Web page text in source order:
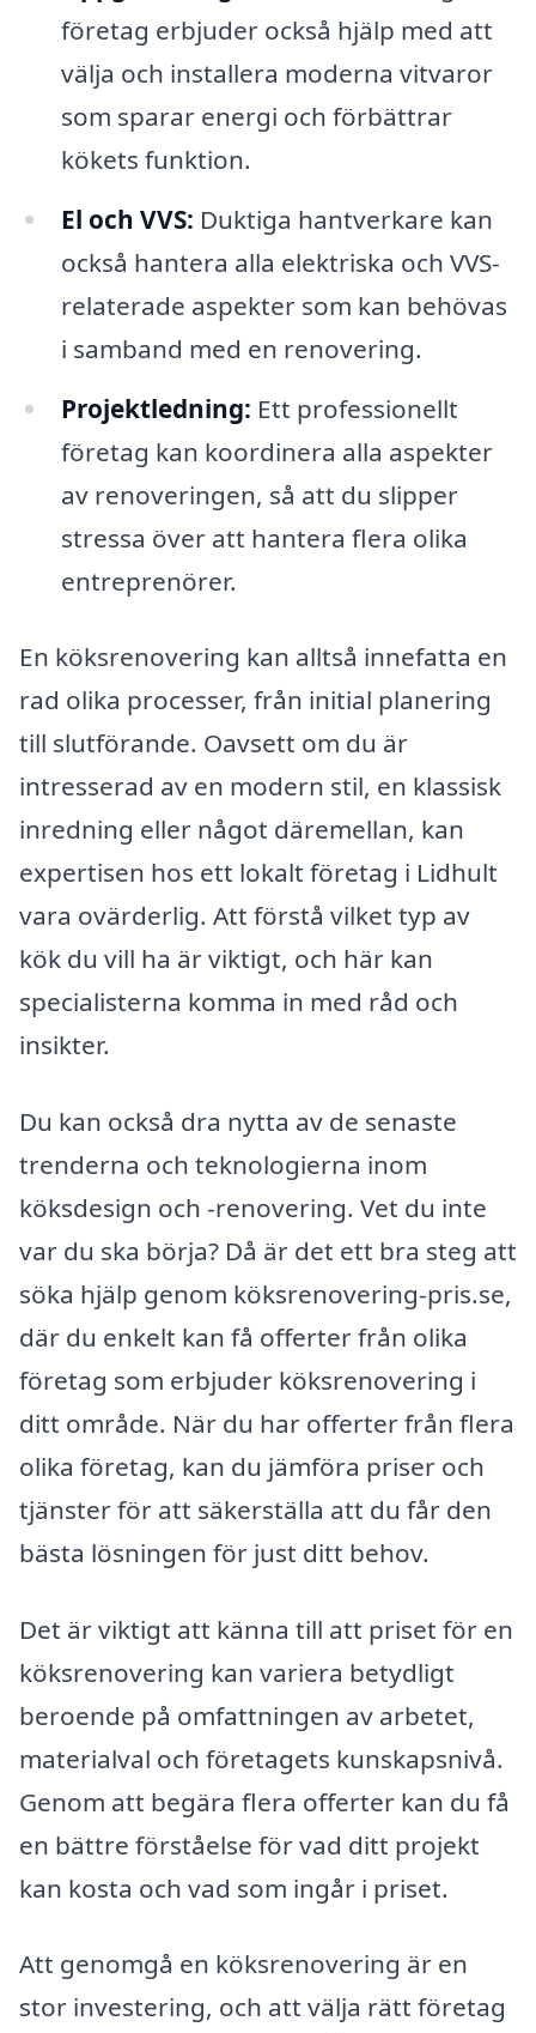
företag erbjuder också hjälp med att
välja och installera moderna vitvaror
som sparar energi och förbättrar
kökets funktion.
El och VVS: Duktiga hantverkare kan
också hantera alla elektriska och VVS-
relaterade aspekter som kan behövas
i samband med en renovering.
Projektledning: Ett professionellt
företag kan koordinera alla aspekter
av renoveringen, så att du slipper
stressa över att hantera flera olika
entreprenörer.
En köksrenovering kan alltså innefatta en
rad olika processer, från initial planering
till slutförande. Oavsett om du är
intresserad av en modern stil, en klassisk
inredning eller något däremellan, kan
expertisen hos ett lokalt företag i Lidhult
vara ovärderlig. Att förstå vilket typ av
kök du vill ha är viktigt, och här kan
specialisterna komma in med råd och
insikter.
Du kan också dra nytta av de senaste
trenderna och teknologierna inom
köksdesign och -renovering. Vet du inte
var du ska börja? Då är det ett bra steg att
söka hjälp genom köksrenovering-pris.se,
där du enkelt kan få offerter från olika
företag som erbjuder köksrenovering i
ditt område. När du har offerter från flera
olika företag, kan du jämföra priser och
tjänster för att säkerställa att du får den
bästa lösningen för just ditt behov.
Det är viktigt att känna till att priset för en
köksrenovering kan variera betydligt
beroende på omfattningen av arbetet,
materialval och företagets kunskapsnivå.
Genom att begära flera offerter kan du få
en bättre förståelse för vad ditt projekt
kan kosta och vad som ingår i priset.
Att genomgå en köksrenovering är en
stor investering, och att välja rätt företag